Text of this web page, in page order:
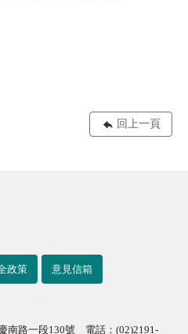
回上一頁
政策 意見信箱
南路一段130號 電話：(02)2191-